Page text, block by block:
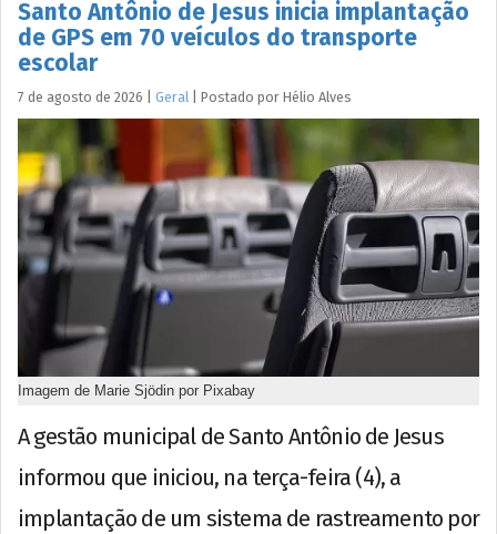
Santo Antônio de Jesus inicia implantação
de GPS em 70 veículos do transporte
escolar
7 de agosto de 2026 Geral Postado por Hélio Alves
Imagem de Marie Sjödin por Pixabay
A gestão municipal de Santo Antônio de Jesus
informou que iniciou, na terça-feira (4), a
implantação de um sistema de rastreamento por